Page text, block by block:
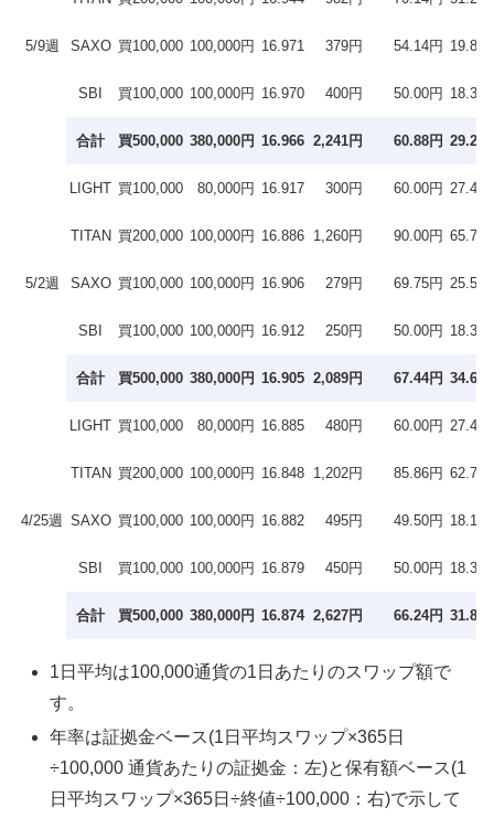
5/9週 SAXO 買100,000 100,000円 16.971 379円 54.14円 19.8
SBI 買100,000 100,000円 16.970 400円 50.00円 18.3
合計 買500,000 380,000円 16.966 2,241円 60.88円 29.2
5/2週
LIGHT 買100,000 80,000円 16.917 300円 60.00円 27.4
TITAN 買200,000 100,000円 16.886 1,260円 90.00円 65.7
SAXO 買100,000 100,000円 16.906 279円 69.75円 25.5
SBI 買100,000 100,000円 16.912 250円 50.00円 18.3
合計 買500,000 380,000円 16.905 2,089円 67.44円 34.6
4/25週
LIGHT 買100,000 80,000円 16.885 480円 60.00円 27.4
TITAN 買200,000 100,000円 16.848 1,202円 85.86円 62.7
SAXO 買100,000 100,000円 16.882 495円 49.50円 18.1
SBI 買100,000 100,000円 16.879 450円 50.00円 18.3
合計 買500,000 380,000円 16.874 2,627円 66.24円 31.8
1日平均は100,000通貨の1日あたりのスワップ額で
す。
年率は証拠金ベース(1日平均スワップ×365日
÷100,000 通貨あたりの証拠金：左)と保有額ベース(1
日平均スワップ×365日÷終値÷100,000：右)で示して